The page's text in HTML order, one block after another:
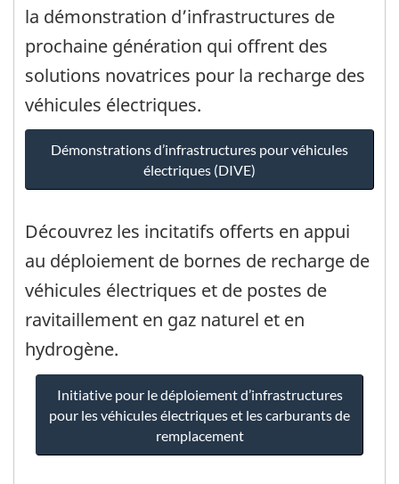
la démonstration d’infrastructures de
prochaine génération qui offrent des
solutions novatrices pour la recharge des
véhicules électriques.
Démonstrations d’infrastructures pour véhicules
électriques (DIVE)
Découvrez les incitatifs offerts en appui
au déploiement de bornes de recharge de
véhicules électriques et de postes de
ravitaillement en gaz naturel et en
hydrogène.
Initiative pour le déploiement d’infrastructures
pour les véhicules électriques et les carburants de
remplacement